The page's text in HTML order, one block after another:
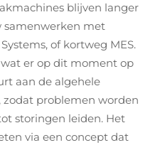
blijven langer
samenwerken met
of kortweg MES.
er op dit moment op
aan de algehele
problemen worden
storingen leiden. Het
via een concept dat